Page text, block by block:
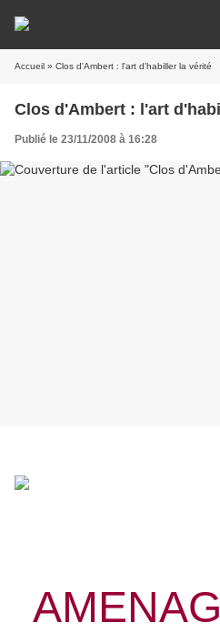
Accueil » Clos d'Ambert : l'art d'habiller la vérité
Clos d'Ambert : l'art
Publié le 23/11/2008 à 16:28